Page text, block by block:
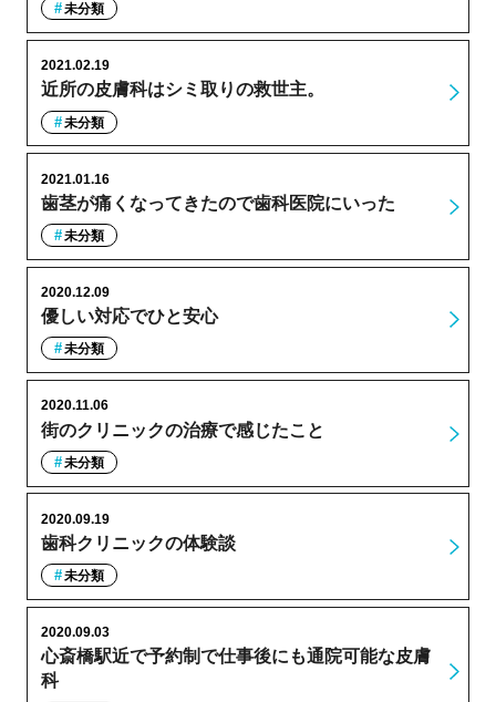
未分類
近所の皮膚科はシミ取りの救世主。
2021.02.19
未分類
歯茎が痛くなってきたので歯科医院にいった
2021.01.16
未分類
優しい対応でひと安心
2020.12.09
未分類
街のクリニックの治療で感じたこと
2020.11.06
未分類
歯科クリニックの体験談
2020.09.19
未分類
心斎橋駅近で予約制で仕事後にも通院可能な皮膚
科
2020.09.03